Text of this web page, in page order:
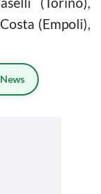
(Empoli),
News